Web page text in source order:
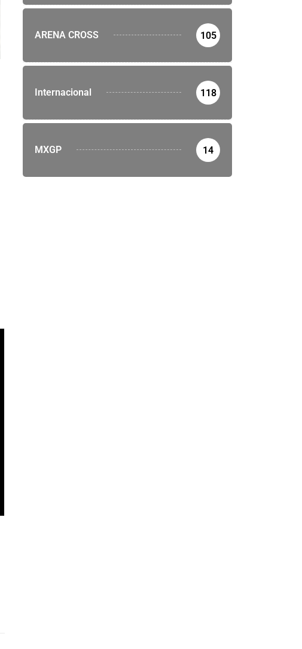
ARENA CROSS 105
Internacional 118
MXGP 14